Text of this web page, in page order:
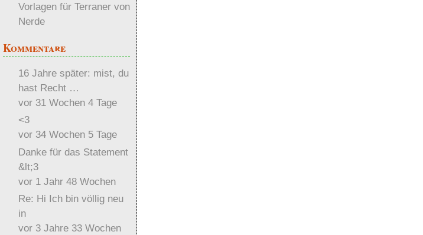
Vorlagen für Terraner von
Nerde
Kommentare
16 Jahre später: mist, du
hast Recht …
vor 31 Wochen 4 Tage
<3
vor 34 Wochen 5 Tage
Danke für das Statement
&lt;3
vor 1 Jahr 48 Wochen
Re: Hi Ich bin völlig neu
in
vor 3 Jahre 33 Wochen